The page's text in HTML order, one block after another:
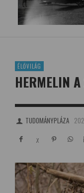
ÉLŐVILÁG
HERMELIN
TUDOMÁNYPLÁZA